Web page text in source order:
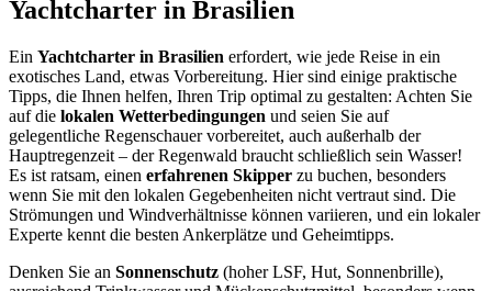
Yachtcharter in Brasilien
Ein Yachtcharter in Brasilien erfordert, wie jede Reise in ein
exotisches Land, etwas Vorbereitung. Hier sind einige praktische
Tipps, die Ihnen helfen, Ihren Trip optimal zu gestalten: Achten Sie
auf die lokalen Wetterbedingungen und seien Sie auf
gelegentliche Regenschauer vorbereitet, auch außerhalb der
Hauptregenzeit – der Regenwald braucht schließlich sein Wasser!
Es ist ratsam, einen erfahrenen Skipper zu buchen, besonders
wenn Sie mit den lokalen Gegebenheiten nicht vertraut sind. Die
Strömungen und Windverhältnisse können variieren, und ein lokaler
Experte kennt die besten Ankerplätze und Geheimtipps.
Denken Sie an Sonnenschutz (hoher LSF, Hut, Sonnenbrille),